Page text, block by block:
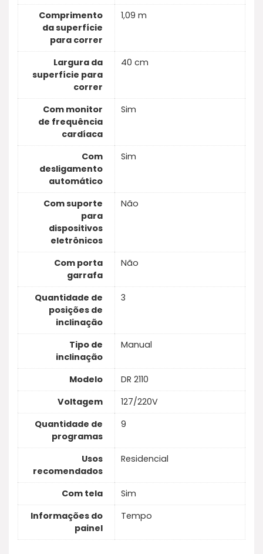
Comprimento
da superfície
para correr
1,09 m
Largura da
superfície para
correr
40 cm
Com monitor
de frequência
cardíaca
Sim
Com
desligamento
automático
Sim
Com suporte
para
dispositivos
eletrônicos
Não
Com porta
garrafa
Não
Quantidade de
posições de
inclinação
3
Tipo de
inclinação
Manual
Modelo
DR 2110
Voltagem
127/220V
Quantidade de
programas
9
Usos
recomendados
Residencial
Com tela
Sim
Informações do
painel
Tempo